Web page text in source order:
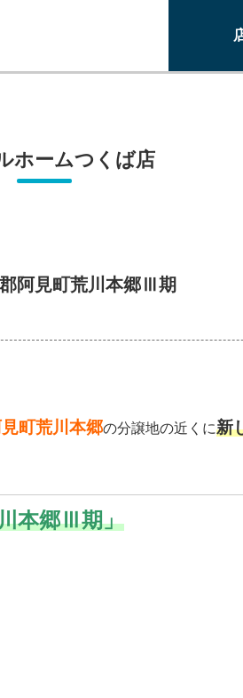
ホームつくば店
阿見町荒川本郷Ⅲ期
町荒川本郷の分譲地の近くに新
本郷Ⅲ期」